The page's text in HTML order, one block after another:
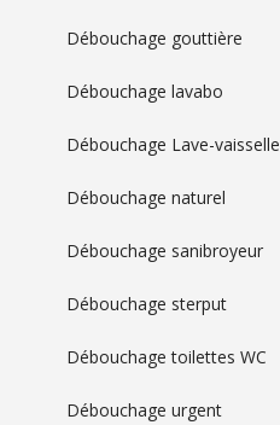
Débouchage gouttière
Débouchage lavabo
Débouchage Lave-vaisselle
Débouchage naturel
Débouchage sanibroyeur
Débouchage sterput
Débouchage toilettes WC
Débouchage urgent